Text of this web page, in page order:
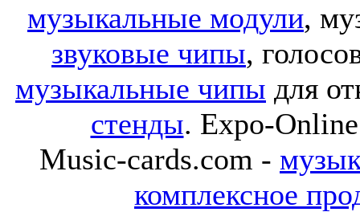
музыкальные модули,
звуковые чипы,
музыкальные чипы для
стенды. Expo-
Music-cards.com -
комплексное